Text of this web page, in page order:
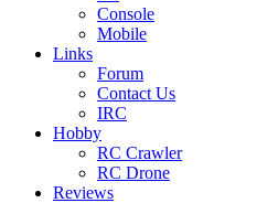
Console
Mobile
Links
Forum
Contact Us
IRC
Hobby
RC Crawler
RC Drone
Reviews